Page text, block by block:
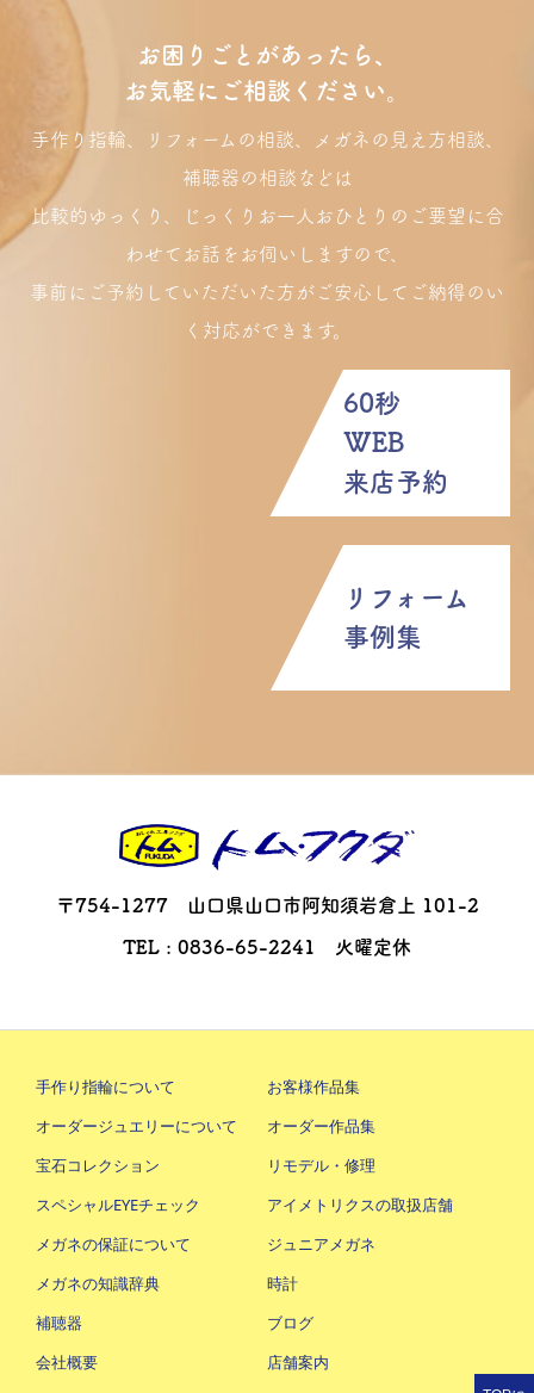
お困りごとがあったら、
お気軽にご相談ください。
手作り指輪、リフォームの相談、メガネの見え方相談、
補聴器の相談などは
比較的ゆっくり、じっくりお一人おひとりのご要望に合
わせてお話をお伺いしますので、
事前にご予約していただいた方がご安心してご納得のい
く対応ができます。
60秒
WEB
来店予約
リフォーム
事例集
〒754-1277 山口県山口市阿知須岩倉上 101-2
TEL : 0836-65-2241 火曜定休
手作り指輪について
お客様作品集
オーダージュエリーについて
オーダー作品集
宝石コレクション
リモデル・修理
スペシャルEYEチェック
アイメトリクスの取扱店舗
メガネの保証について
ジュニアメガネ
メガネの知識辞典
時計
補聴器
ブログ
会社概要
店舗案内